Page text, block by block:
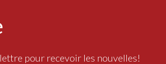
pour recevoir les nouvelles!